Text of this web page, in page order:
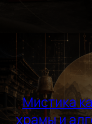
Мистика
храмы и